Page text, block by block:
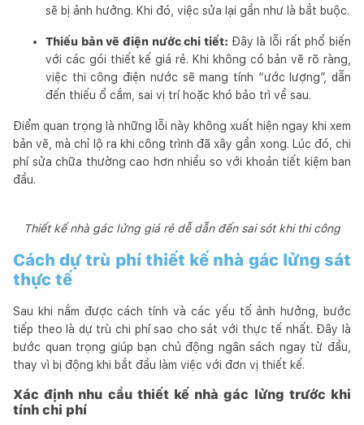
sẽ bị ảnh hưởng. Khi đó, việc sửa lại gần như là bắt buộc.
Thiếu bản vẽ điện nước chi tiết: Đây là lỗi rất phổ biến
với các gói thiết kế giá rẻ. Khi không có bản vẽ rõ ràng,
việc thi công điện nước sẽ mang tính “ước lượng”, dẫn
đến thiếu ổ cắm, sai vị trí hoặc khó bảo trì về sau.
Điểm quan trọng là những lỗi này không xuất hiện ngay khi xem
bản vẽ, mà chỉ lộ ra khi công trình đã xây gần xong. Lúc đó, chi
phí sửa chữa thường cao hơn nhiều so với khoản tiết kiệm ban
đầu.
Thiết kế nhà gác lửng giá rẻ dễ dẫn đến sai sót khi thi công
Cách dự trù phí thiết kế nhà gác lửng sát
thực tế
Sau khi nắm được cách tính và các yếu tố ảnh hưởng, bước
tiếp theo là dự trù chi phí sao cho sát với thực tế nhất. Đây là
bước quan trọng giúp bạn chủ động ngân sách ngay từ đầu,
thay vì bị động khi bắt đầu làm việc với đơn vị thiết kế.
Xác định nhu cầu thiết kế nhà gác lửng trước khi
tính chi phí